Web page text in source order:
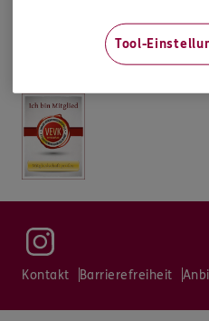
Nach Vereinbarung sind
Öffnungszeiten möglich.
Kontakt Barrierefreiheit
Tool-